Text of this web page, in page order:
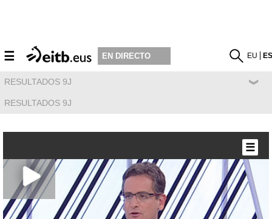
☰ EN DIRECTO EU
RESULTADOS 9J
RESULTADOS 9J
☰